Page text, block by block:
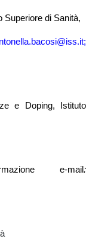
Superiore di Sanità,
e Doping, Istituto
e-mail: